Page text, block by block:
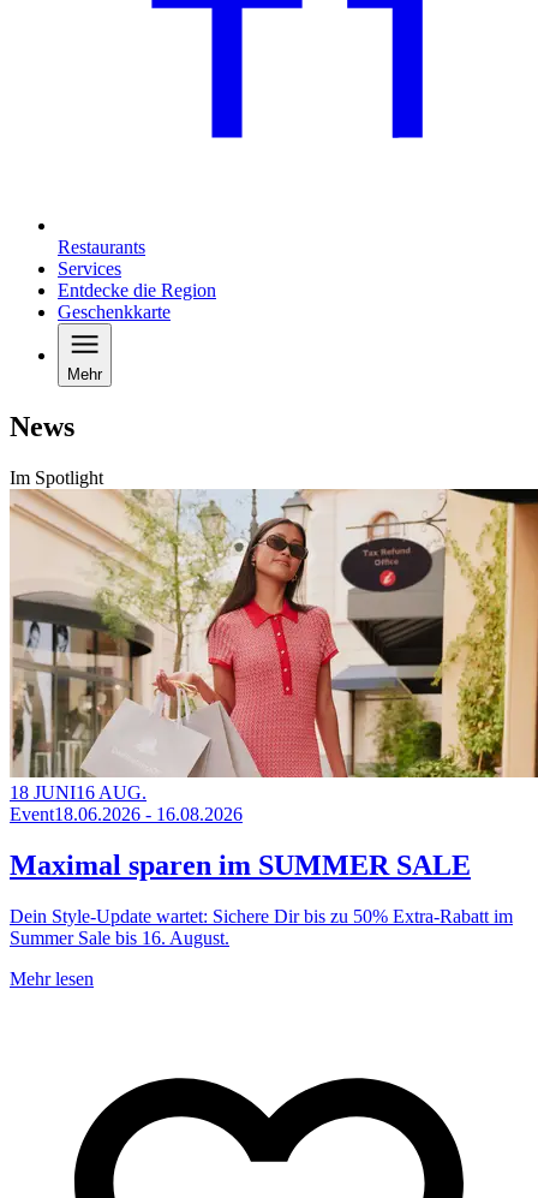
Restaurants
Services
Entdecke die Region
Geschenkkarte
Mehr
News
Im Spotlight
18 JUNI16 AUG.
Event18.06.2026 - 16.08.2026
Maximal sparen im SUMMER SALE
Dein Style-Update wartet: Sichere Dir bis zu 50% Extra-Rabatt im
Summer Sale bis 16. August.
Mehr lesen